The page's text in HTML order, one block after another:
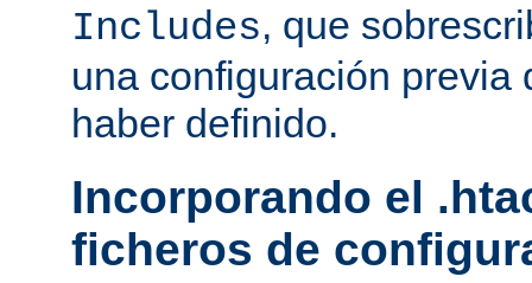
Includes, que
una configuración previa
haber definido.
Incorporando el
ficheros de